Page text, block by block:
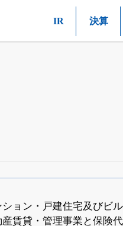
IR 決算
ョン・戸建住宅及びビ
賃貸・管理事業と保険